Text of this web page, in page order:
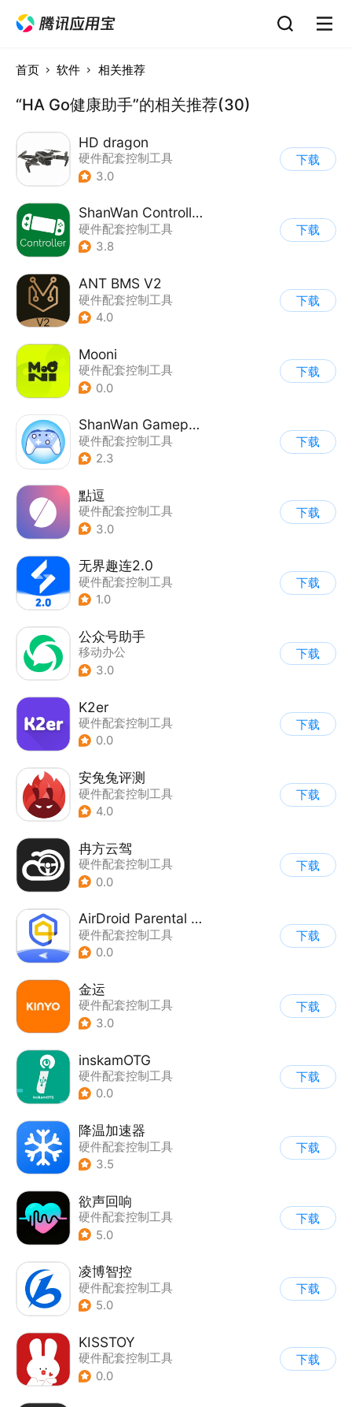
首页 软件 相关推荐
“HA Go健康助手”的相关推荐(30)
HD dragon
硬件配套控制工具
3.0
下载
ShanWan Controller
硬件配套控制工具
3.8
下载
ANT BMS V2
硬件配套控制工具
4.0
下载
Mooni
硬件配套控制工具
0.0
下载
ShanWan Gamepad
硬件配套控制工具
2.3
下载
點逗
硬件配套控制工具
3.0
下载
无界趣连2.0
硬件配套控制工具
1.0
下载
公众号助手
移动办公
3.0
下载
K2er
硬件配套控制工具
0.0
下载
安兔兔评测
硬件配套控制工具
4.0
下载
冉方云驾
硬件配套控制工具
0.0
下载
AirDroid Parental Control
硬件配套控制工具
0.0
下载
金运
硬件配套控制工具
3.0
下载
inskamOTG
硬件配套控制工具
0.0
下载
降温加速器
硬件配套控制工具
3.5
下载
欲声回响
硬件配套控制工具
5.0
下载
凌博智控
硬件配套控制工具
5.0
下载
KISSTOY
硬件配套控制工具
0.0
下载